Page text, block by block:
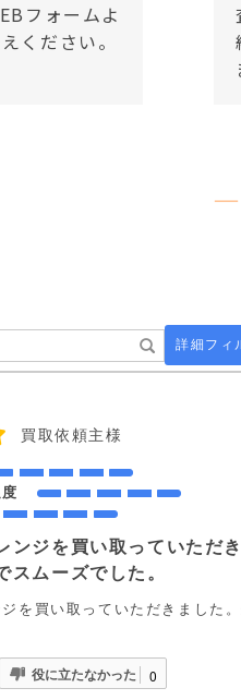
フォームよ
ください。
詳細フィ
買取依頼主様
度
ンジを買い取っていただ
スムーズでした。
を買い取っていただきました
役に立たなかった 0